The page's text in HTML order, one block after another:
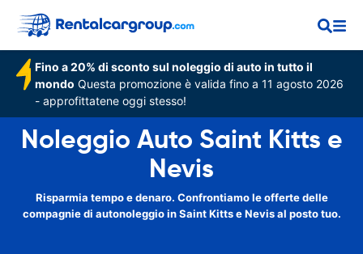
Fino a 20% di sconto sul noleggio di auto in tutto il
mondo Questa promozione è valida fino a 11 agosto 2026
- approfittatene oggi stesso!
Noleggio Auto Saint Kitts e
Nevis
Risparmia tempo e denaro. Confrontiamo le offerte delle
compagnie di autonoleggio in Saint Kitts e Nevis al posto tuo.